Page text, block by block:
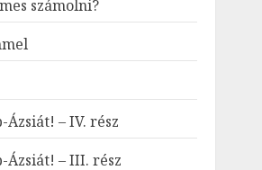
számolni?
Ázsiát! – IV. rész
Ázsiát! – III. rész